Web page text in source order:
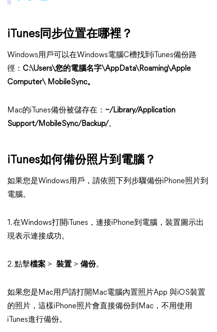
iTunes同步位置在哪裡？
Windows用戶可以在Windows電腦C槽找到iTunes備份路
徑： C:\Users\您的電腦名字\AppData\Roaming\Apple
Computer\ MobileSync。
Mac的iTunes備份被儲存在： ~/Library/Application
Support/MobileSync/Backup/。
iTunes如何備份照片到電腦？
如果您是Windows用戶，請依照下列步驟備份iPhone照片到
電腦。
1. 在Windows打開iTunes，連接iPhone到電腦，裝置圖示出
現表示連接成功。
2. 點擊檔案 > 裝置 > 備份。
如果您是Mac用戶請打開Mac電腦內置照片App 與iOS裝置
的照片，這樣iPhone照片會直接備份到Mac，不用使用
iTunes進行備份。